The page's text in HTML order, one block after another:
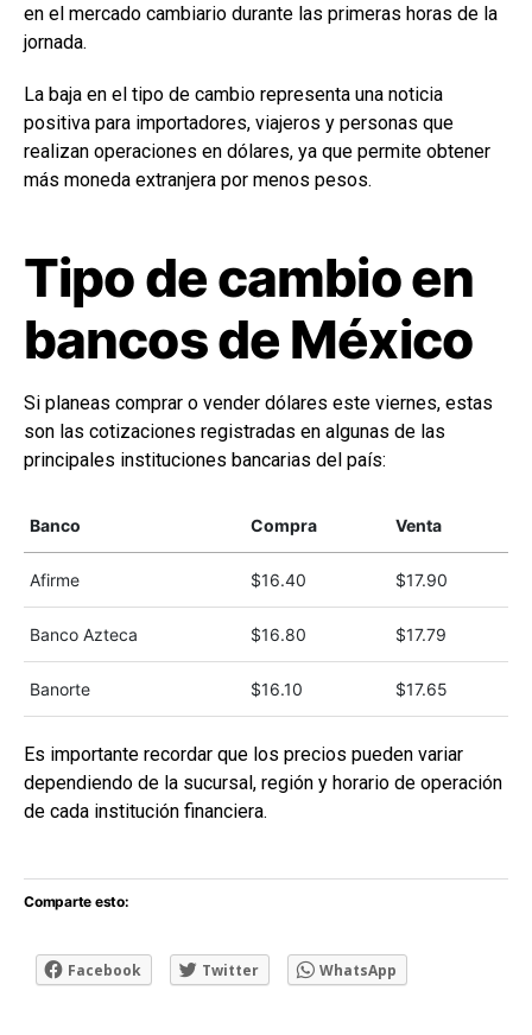
en el mercado cambiario durante las primeras horas de la
jornada.
La baja en el tipo de cambio representa una noticia
positiva para importadores, viajeros y personas que
realizan operaciones en dólares, ya que permite obtener
más moneda extranjera por menos pesos.
Tipo de cambio en
bancos de México
Si planeas comprar o vender dólares este viernes, estas
son las cotizaciones registradas en algunas de las
principales instituciones bancarias del país:
Banco Compra Venta
Afirme $16.40 $17.90
Banco Azteca $16.80 $17.79
Banorte $16.10 $17.65
Es importante recordar que los precios pueden variar
dependiendo de la sucursal, región y horario de operación
de cada institución financiera.
Comparte esto:
Facebook Twitter WhatsApp